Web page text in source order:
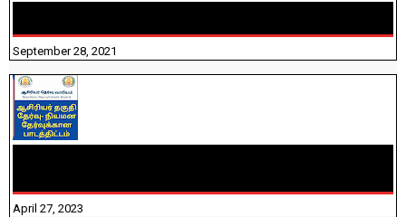
September 28, 2021
April 27, 2023